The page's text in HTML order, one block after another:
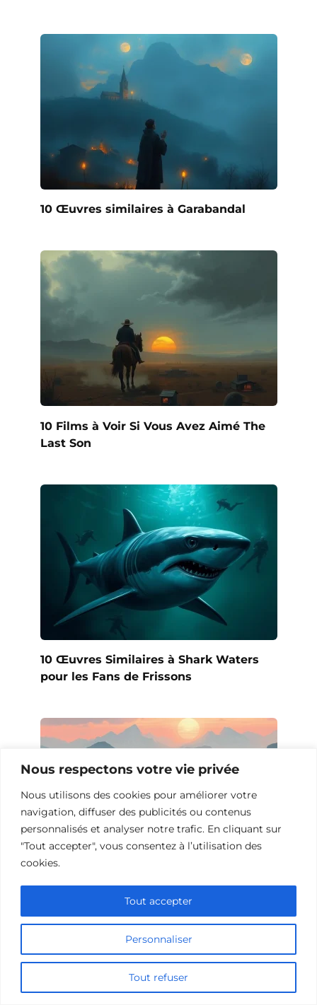
Nous respectons votre vie privée
Nous utilisons des cookies pour améliorer votre
navigation, diffuser des publicités ou contenus
personnalisés et analyser notre trafic. En cliquant sur
"Tout accepter", vous consentez à l’utilisation des
cookies.
Personnaliser
Tout refuser
Tout accepter
10 Œuvres similaires à Garabandal
10 Films à Voir Si Vous Avez Aimé The
Last Son
10 Œuvres Similaires à Shark Waters
pour les Fans de Frissons